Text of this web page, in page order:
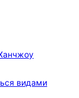
видами